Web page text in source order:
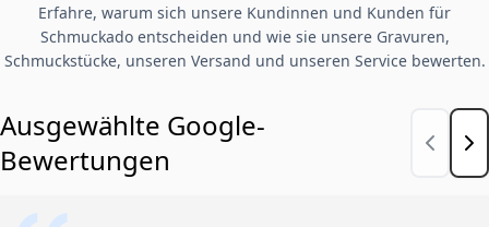
Erfahre, warum sich unsere Kundinnen und Kunden für
Schmuckado entscheiden und wie sie unsere Gravuren,
Schmuckstücke, unseren Versand und unseren Service bewerten.
Ausgewählte Google-
Bewertungen